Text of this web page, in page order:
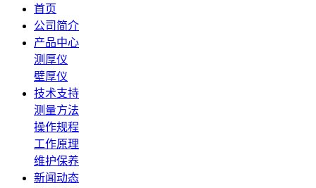
首页
公司简介
产品中心
测厚仪
壁厚仪
技术支持
测量方法
操作规程
工作原理
维护保养
新闻动态